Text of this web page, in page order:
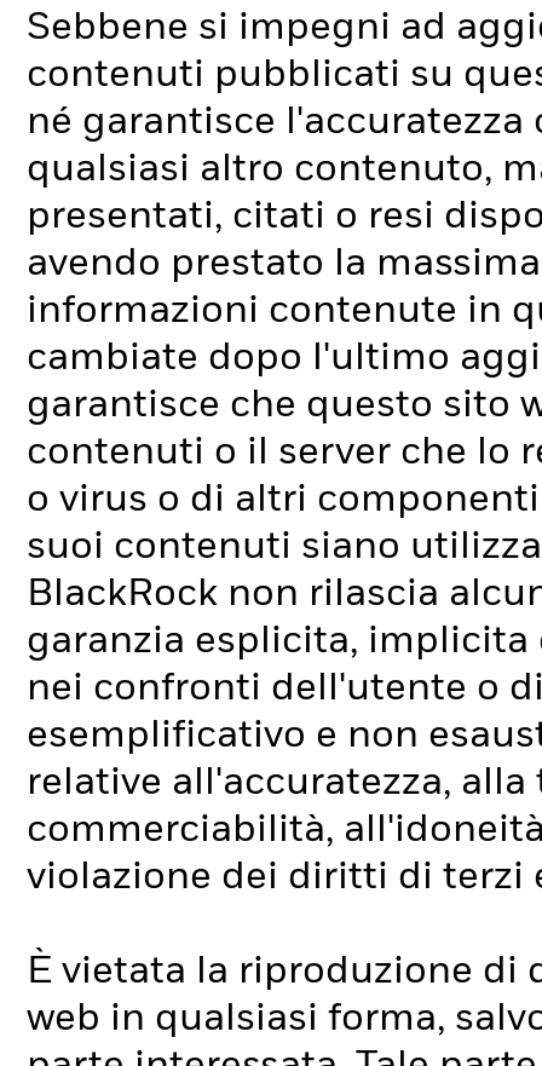
Sebbene si impegni ad
contenuti pubblicati su
né garantisce
qualsiasi altro contenuto,
presentati, citati o resi
avendo prestato la
informazioni contenute in
cambiate dopo l'ultimo
garantisce che questo sito
contenuti o il server che lo
o virus o di altri
suoi contenuti siano
BlackRock non rilascia
garanzia esplicita,
nei confronti dell'utente o
esemplificativo e non
relative all'accuratezza,
commerciabilità,
violazione dei diritti di terzi
È vietata la riproduzione
web in qualsiasi forma,